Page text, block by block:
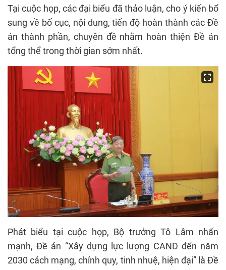
Tại cuộc họp, các đại biểu đã thảo luận, cho ý kiến bổ
sung về bố cục, nội dung, tiến độ hoàn thành các Đề
án thành phần, chuyên đề nhằm hoàn thiện Đề án
tổng thể trong thời gian sớm nhất.
Phát biểu tại cuộc họp, Bộ trưởng Tô Lâm nhấn
mạnh, Đề án “Xây dựng lực lượng CAND đến năm
2030 cách mạng, chính quy, tinh nhuệ, hiện đại” là Đề